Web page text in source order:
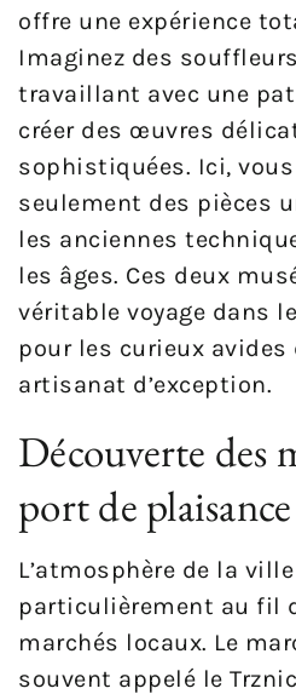
offre une expérience
Imaginez des
travaillant avec une
créer des œuvres
sophistiquées. Ici,
seulement des pièces
les anciennes
les âges. Ces deux
véritable voyage dans
pour les curieux
artisanat d’exception.
Découverte des
port de plaisance
L’atmosphère de la
particulièrement au fil
marchés locaux. Le
souvent appelé le